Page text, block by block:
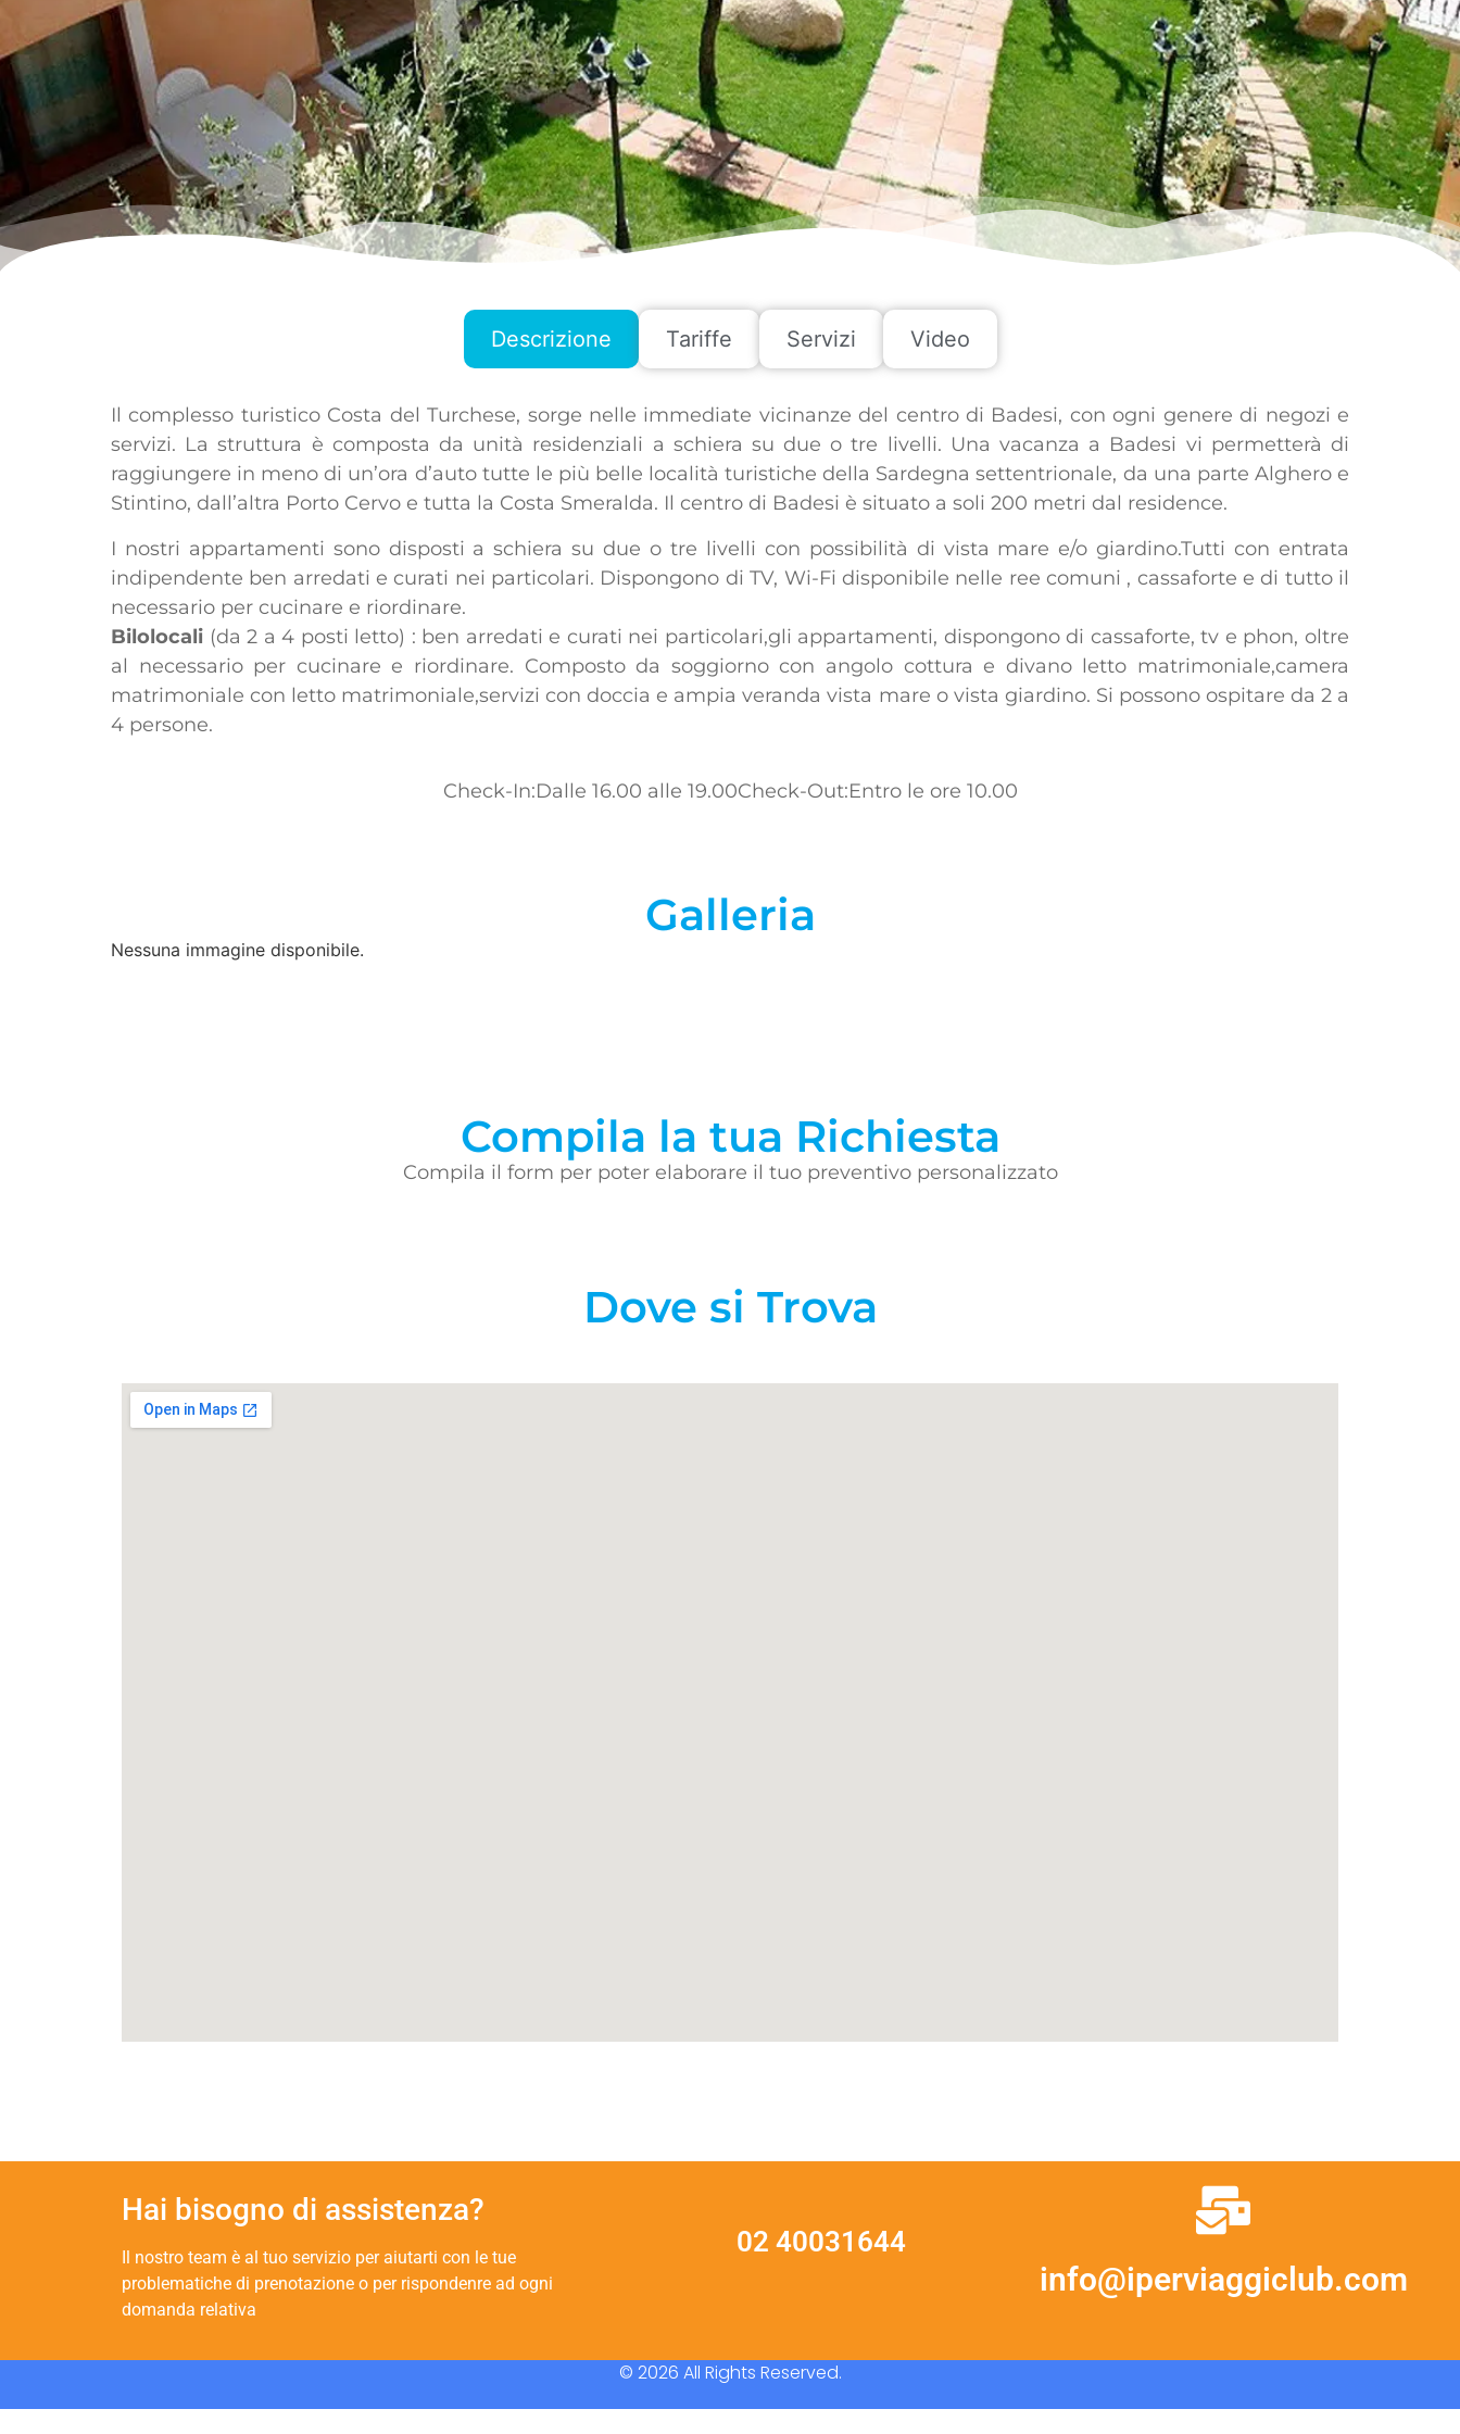
Descrizione Tariffe Servizi Video
Il complesso turistico Costa del Turchese, sorge nelle immediate vicinanze del centro di Badesi, con ogni genere di negozi e
servizi. La struttura è composta da unità residenziali a schiera su due o tre livelli. Una vacanza a Badesi vi permetterà di
raggiungere in meno di un’ora d’auto tutte le più belle località turistiche della Sardegna settentrionale, da una parte Alghero e
Stintino, dall’altra Porto Cervo e tutta la Costa Smeralda. Il centro di Badesi è situato a soli 200 metri dal residence.
I nostri appartamenti sono disposti a schiera su due o tre livelli con possibilità di vista mare e/o giardino.Tutti con entrata
indipendente ben arredati e curati nei particolari. Dispongono di TV, Wi-Fi disponibile nelle ree comuni , cassaforte e di tutto il
necessario per cucinare e riordinare.
Bilolocali (da 2 a 4 posti letto) : ben arredati e curati nei particolari,gli appartamenti, dispongono di cassaforte, tv e phon, oltre
al necessario per cucinare e riordinare. Composto da soggiorno con angolo cottura e divano letto matrimoniale,camera
matrimoniale con letto matrimoniale,servizi con doccia e ampia veranda vista mare o vista giardino. Si possono ospitare da 2 a
4 persone.
Check-In:Dalle 16.00 alle 19.00Check-Out:Entro le ore 10.00
Galleria
Nessuna immagine disponibile.
Compila la tua Richiesta
Compila il form per poter elaborare il tuo preventivo personalizzato
Dove si Trova
Hai bisogno di assistenza?
Il nostro team è al tuo servizio per aiutarti con le tue
problematiche di prenotazione o per rispondenre ad ogni
domanda relativa
02 40031644
info@iperviaggiclub.com
© 2026 All Rights Reserved.